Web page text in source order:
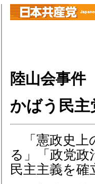
陸山会事
かばう民主
「憲政史上
る」「政党
民主主義を